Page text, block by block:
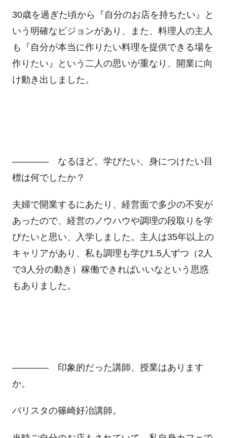
30歳を過ぎた頃から『自分のお店を持ちたい』と
いう明確なビジョンがあり、また、料理人の主人
も『自分が本当に作りたい料理を提供できる場を
作りたい』という二人の思いが重なり、開業に向
け動き出しました。
―――― なるほど。学びたい、身につけたい目
標は何でしたか？
夫婦で開業するにあたり、経営面で多少の不安が
あったので、経営のノウハウや調理の段取りを学
びたいと思い、入学しました。主人は35年以上の
キャリアがあり、私も調理も学び1.5人ずつ（2人
で3人分の動き）稼働できればいいなという思惑
もありました。
―――― 印象的だった講師、授業はあります
か。
バリスタの篠崎好冶講師。